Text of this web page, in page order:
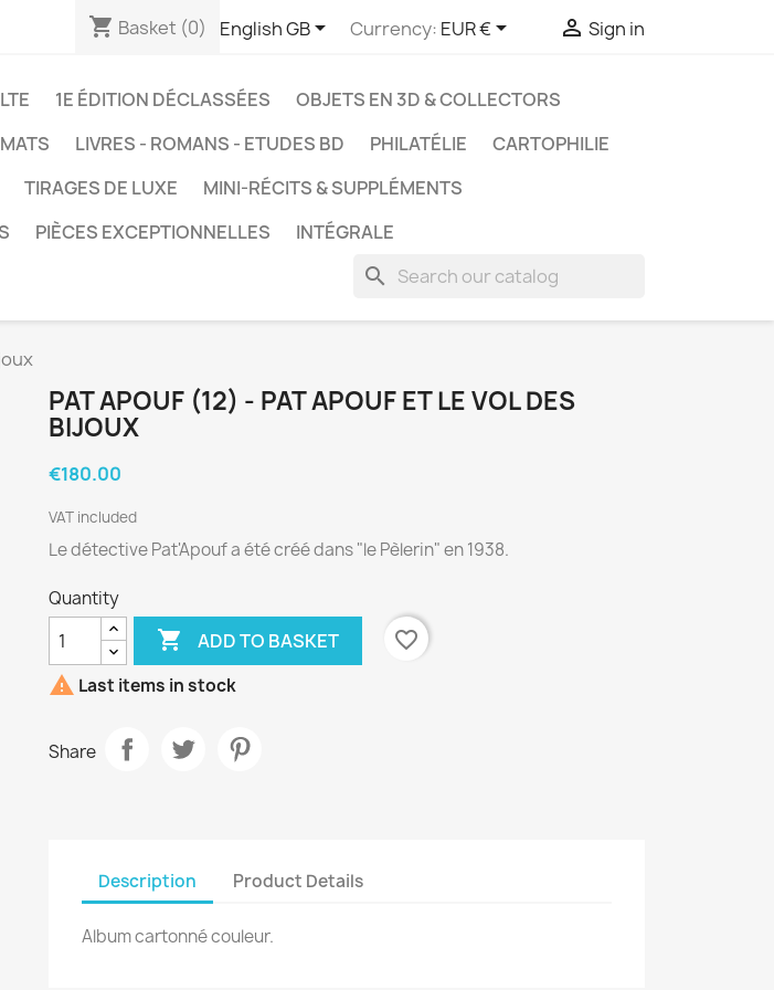
shopping_cart Basket (0) English GB Currency: EUR €  Sign in
1E ÉDITION DÉCLASSÉES
OBJETS EN 3D & COLLECTORS
LIVRES - ROMANS - ETUDES BD PHILATÉLIE
CARTOPHILIE
TIRAGES DE LUXE
MINI-RÉCITS & SUPPLÉMENTS
PIÈCES EXCEPTIONNELLES INTÉGRALE
search
PAT APOUF (12) - PAT APOUF ET LE VOL DES
BIJOUX
€180.00
VAT included
Le détective Pat'Apouf a été créé dans "le Pèlerin" en 1938.
Quantity
 ADD TO BASKET
favorite_border
 Last items in stock
Share
Description Product Details
Album cartonné couleur.